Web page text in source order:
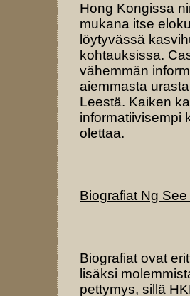
Hong Kongissa
mukana itse
löytyvässä
kohtauksissa.
vähemmän
aiemmasta
Leestä. Kaiken
informatiivisempi
olettaa.
Biografiat Ng
Biografiat ovat
lisäksi
pettymys, sillä